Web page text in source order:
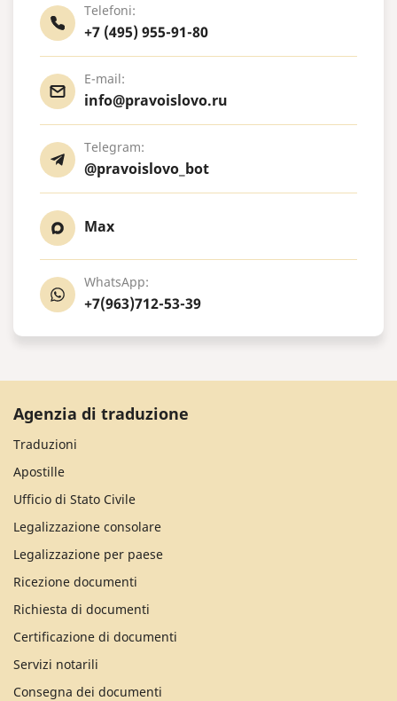
Telefoni:
+7 (495) 955-91-80
E-mail:
info@pravoislovo.ru
Telegram:
@pravoislovo_bot
Max
WhatsApp:
+7(963)712-53-39
Agenzia di traduzione
Traduzioni
Apostille
Ufficio di Stato Civile
Legalizzazione consolare
Legalizzazione per paese
Ricezione documenti
Richiesta di documenti
Certificazione di documenti
Servizi notarili
Consegna dei documenti